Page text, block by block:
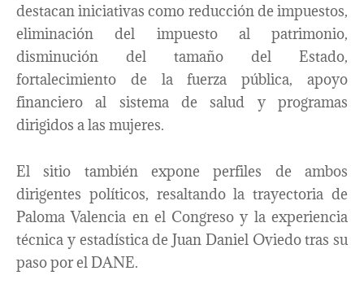
destacan iniciativas como reducción de impuestos,
eliminación del impuesto al patrimonio,
disminución del tamaño del Estado,
fortalecimiento de la fuerza pública, apoyo
financiero al sistema de salud y programas
dirigidos a las mujeres.
El sitio también expone perfiles de ambos
dirigentes políticos, resaltando la trayectoria de
Paloma Valencia en el Congreso y la experiencia
técnica y estadística de Juan Daniel Oviedo tras su
paso por el DANE.